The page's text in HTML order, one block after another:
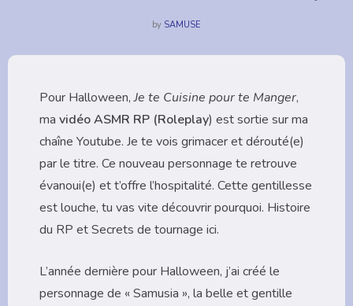
by SAMUSE
Pour Halloween,Je te Cuisine pour te Manger,
ma vidéo ASMR RP (Roleplay) est sortie sur ma
chaîne Youtube. Je te vois grimacer et dérouté(e)
par le titre. Ce nouveau personnage te retrouve
évanoui(e) et t’offre l’hospitalité. Cette gentillesse
est louche, tu vas vite découvrir pourquoi. Histoire
du RP et Secrets de tournage ici.
L’année dernière pour Halloween, j’ai créé le
personnage de « Samusia », la belle et gentille